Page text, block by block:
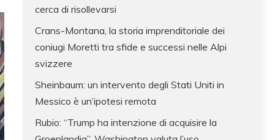
cerca di risollevarsi
Crans-Montana, la storia imprenditoriale dei
coniugi Moretti tra sfide e successi nelle Alpi
svizzere
Sheinbaum: un intervento degli Stati Uniti in
Messico è un’ipotesi remota
Rubio: “Trump ha intenzione di acquisire la